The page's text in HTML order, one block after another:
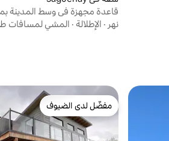
قاعدة مجهزة في وسط المدينة
نهر · الإطلالة · المشي لمسافات
مفضّل لدى الضيوف
مفضّل لدى الضيوف